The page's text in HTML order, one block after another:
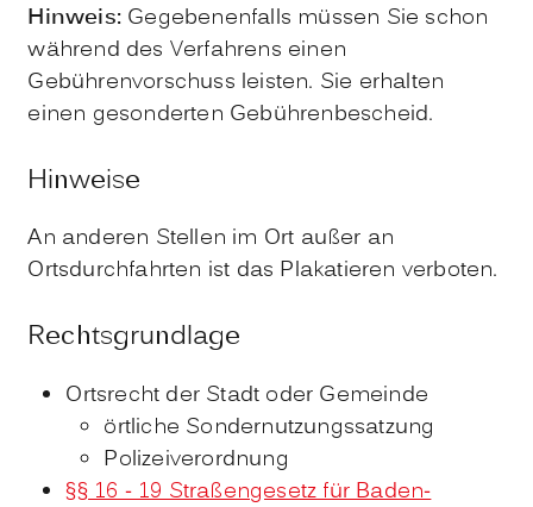
Hinweis: Gegebenenfalls müssen Sie schon
während des Verfahrens einen
Gebührenvorschuss leisten. Sie erhalten
einen gesonderten Gebührenbescheid.
Hinweise
An anderen Stellen im Ort außer an
Ortsdurchfahrten ist das Plakatieren verboten.
Rechtsgrundlage
Ortsrecht der Stadt oder Gemeinde
örtliche Sondernutzungssatzung
Polizeiverordnung
§§ 16 - 19 Straßengesetz für Baden-